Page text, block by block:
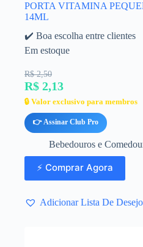
PORTA VITAMINA
14ML
✔️ Boa escolha entre clientes
Em estoque
R$ 2,50
R$ 2,13
🔒 Valor exclusivo para membros
👉 Assinar Club Pro
Bebedouros e
⚡ Comprar Agora
Adicionar Lista De